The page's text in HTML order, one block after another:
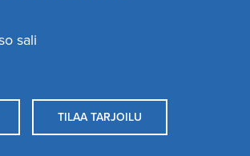
sali
TILAA TARJOILU